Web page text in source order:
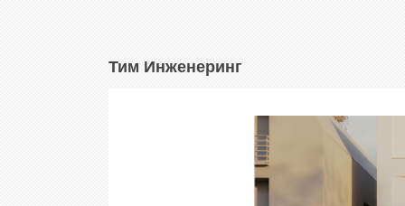
Тим Инженеринг